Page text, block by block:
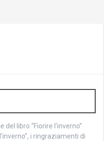
libro “Fiorire l’inverno”
i ringraziamenti di